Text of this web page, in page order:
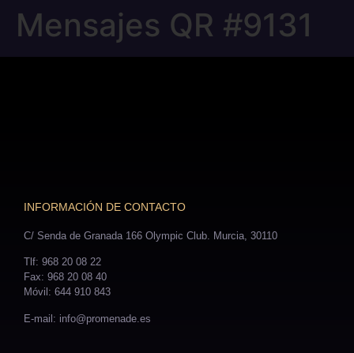
Mensajes QR #9131
INFORMACIÓN DE CONTACTO
C/ Senda de Granada 166 Olympic Club. Murcia, 30110
Tlf: 968 20 08 22
Fax: 968 20 08 40
Móvil: 644 910 843
E-mail: info@promenade.es